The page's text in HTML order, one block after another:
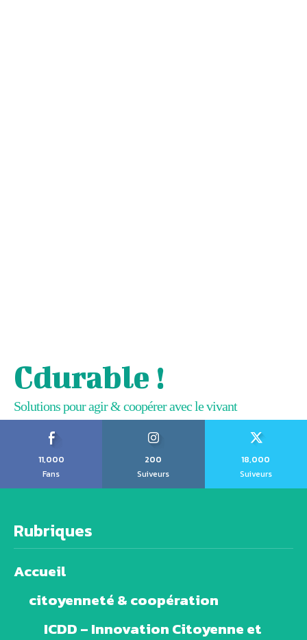
Cdurable !
Solutions pour agir & coopérer avec le vivant
11,000
Fans
200
Suiveurs
18,000
Suiveurs
Rubriques
Accueil
citoyenneté & coopération
ICDD – Innovation Citoyenne et